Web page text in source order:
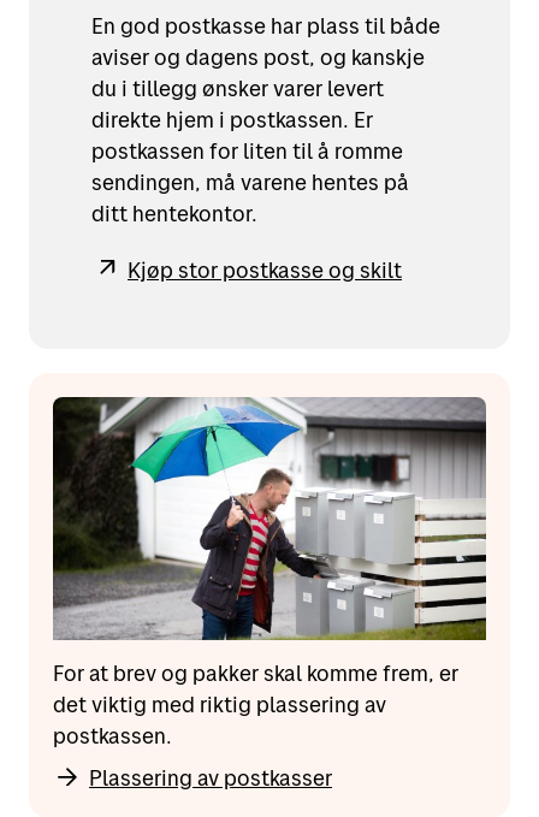
En god postkasse har plass til både
aviser og dagens post, og kanskje
du i tillegg ønsker varer levert
direkte hjem i postkassen. Er
postkassen for liten til å romme
sendingen, må varene hentes på
ditt hentekontor.
Kjøp stor postkasse og skilt
For at brev og pakker skal komme frem, er
det viktig med riktig plassering av
postkassen.
Plassering av postkasser